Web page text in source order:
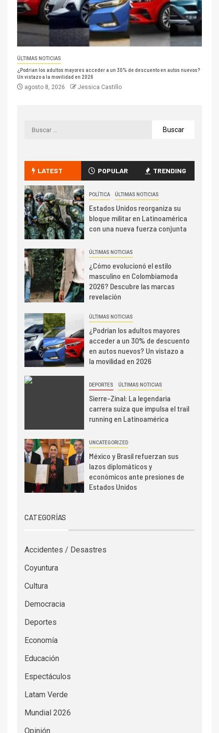
ÚLTIMAS NOTICIAS
¿Podrían los adultos mayores acceder a un 30% de descuento en autos nuevos?
Un vistazo a la movilidad en 2026
agosto 8, 2026 Jessica Castillo
LATEST POPULAR TRENDING
POLÍTICA ÚLTIMAS NOTICIAS
Estados Unidos reorganiza su
bloque militar en Latinoamérica
con una nueva fuerza conjunta
ÚLTIMAS NOTICIAS
¿Cómo evolucionó el estilo
masculino en Colombiamoda
2026? Descubre las marcas
revelación
ÚLTIMAS NOTICIAS
¿Podrían los adultos mayores
acceder a un 30% de descuento
en autos nuevos? Un vistazo a
la movilidad en 2026
DEPORTES ÚLTIMAS NOTICIAS
Sierre-Zinal: La legendaria
carrera suiza que impulsa el trail
running en Latinoamérica
UNCATEGORIZED
México y Brasil refuerzan sus
lazos diplomáticos y
económicos ante presiones de
Estados Unidos
CATEGORÍAS
Accidentes / Desastres
Coyuntura
Cultura
Democracia
Deportes
Economía
Educación
Espectáculos
Latam Verde
Mundial 2026
Opinión